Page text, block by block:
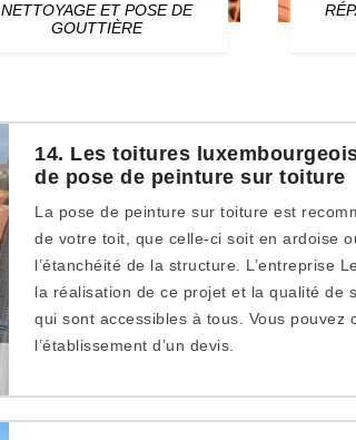
NETTOYAGE ET POSE DE
GOUTTIÈRE
14. Les toitures
de pose de peinture sur toiture
La pose de peinture sur toiture est
de votre toit, que celle-ci soit en ardoise
l’étanchéité de la structure. L’entreprise
la réalisation de ce projet et la qualité de
qui sont accessibles à tous. Vous
l’établissement d’un devis.